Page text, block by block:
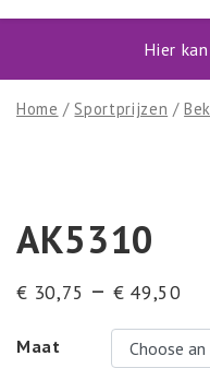
Hier
Home /Sportprijzen /
AK5310
€ 30,75 – € 49,50
Maat